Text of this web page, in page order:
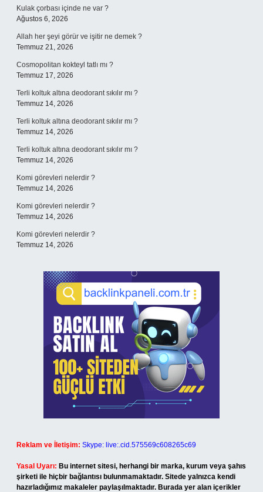
Kulak çorbası içinde ne var ?
Ağustos 6, 2026
Allah her şeyi görür ve işitir ne demek ?
Temmuz 21, 2026
Cosmopolitan kokteyl tatlı mı ?
Temmuz 17, 2026
Terli koltuk altına deodorant sıkılır mı ?
Temmuz 14, 2026
Terli koltuk altına deodorant sıkılır mı ?
Temmuz 14, 2026
Terli koltuk altına deodorant sıkılır mı ?
Temmuz 14, 2026
Komi görevleri nelerdir ?
Temmuz 14, 2026
Komi görevleri nelerdir ?
Temmuz 14, 2026
Komi görevleri nelerdir ?
Temmuz 14, 2026
Reklam ve İletişim: Skype: live:.cid.575569c608265c69
Yasal Uyarı: Bu internet sitesi, herhangi bir marka, kurum veya şahıs
şirketi ile hiçbir bağlantısı bulunmamaktadır. Sitede yalnızca kendi
hazırladığımız makaleler paylaşılmaktadır. Burada yer alan içerikler